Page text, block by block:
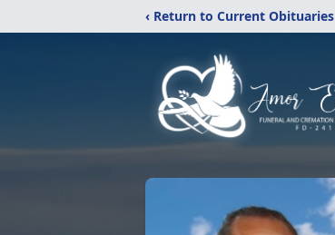
‹ Return to Current Obituaries